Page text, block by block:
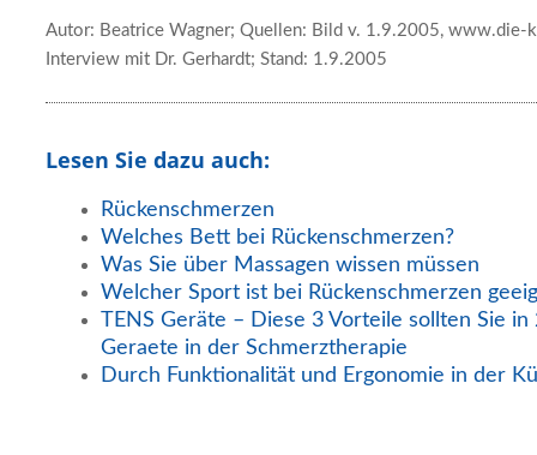
Autor: Beatrice Wagner; Quellen: Bild v. 1.9.2005, www.die-
Interview mit Dr. Gerhardt; Stand: 1.9.2005
Lesen Sie dazu auch:
Rückenschmerzen
Welches Bett bei Rückenschmerzen?
Was Sie über Massagen wissen müssen
Welcher Sport ist bei Rückenschmerzen
TENS Geräte – Diese 3 Vorteile sollten Sie in
Geraete in der Schmerztherapie
Durch Funktionalität und Ergonomie in der